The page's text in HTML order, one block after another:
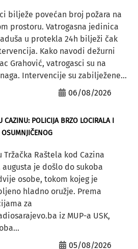
bilježe povećan broj požara na
prostoru. Vatrogasna jedinica
u protekla 24h bilježi čak
Kako navodi dežurni
Grahović, vatrogasci su na
Intervencije su zabilježene...
06/08/2026
CAZINU: POLICIJA BRZO LOCIRALA I
Tržačka Raštela kod Cazina
augusta je došlo do sukoba
osobe, tokom kojeg je
hladno oružje. Prema
za
iz MUP-a USK,
05/08/2026